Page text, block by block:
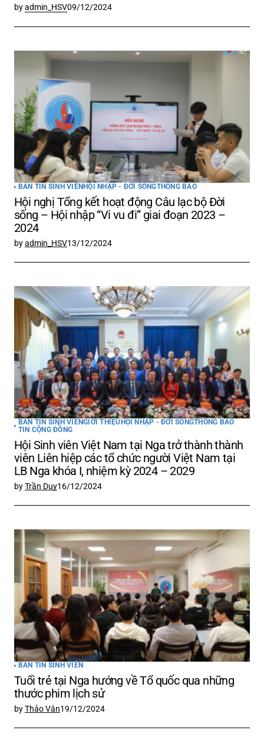
Lưu tên của tôi, email, và trang web trong
tôi.
Submit Comment
byadmin_HSV09/12/2024
BẢN TIN SINH VIÊNHỘI NHẬP - ĐỜI SỐNGTHÔNG BÁO
Hội nghị Tổng kết hoạt động Câu lạc bộ Đời
sống – Hội nhập “Vi vu đi” giai đoạn 2023 –
2024
byadmin_HSV13/12/2024
BẢN TIN SINH VIÊNGIỚI THIỆUHỘI NHẬP - ĐỜI SỐNGTHÔNG BÁO
TIN CỘNG ĐỒNG
Hội Sinh viên Việt Nam tại Nga trở thành thành
viên Liên hiệp các tổ chức người Việt Nam tại
LB Nga khóa I, nhiệm kỳ 2024 – 2029
byTrần Duy16/12/2024
BẢN TIN SINH VIÊN
Tuổi trẻ tại Nga hướng về Tổ quốc qua những
thước phim lịch sử
byThảo Vân19/12/2024